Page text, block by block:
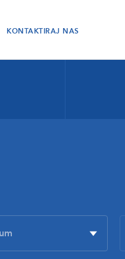
KONTAKTIRAJ NAS